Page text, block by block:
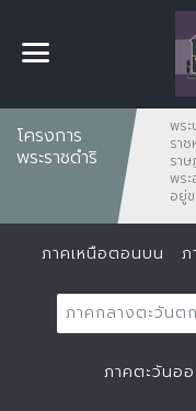
โครงการ
พระราชดำริ
พร
รา
รา
พร
อยู่
ภาคเหนือตอนบน ภ
ภาคกลางตะวันตก
ภาคตะวันอ